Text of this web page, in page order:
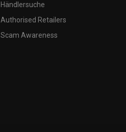
Händlersuche
Authorised Retailers
Scam Awareness